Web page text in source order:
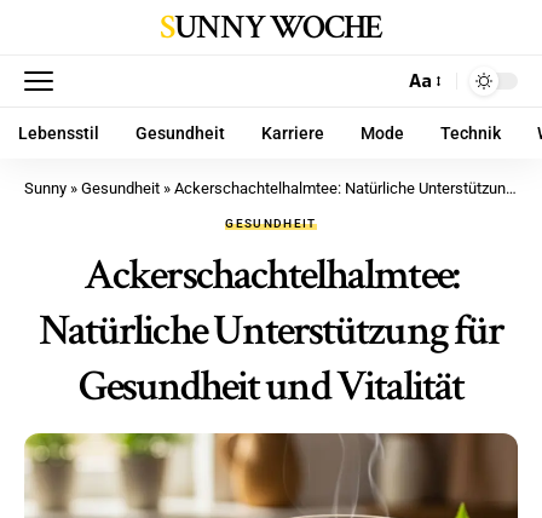
SUNNY WOCHE
Aa
Lebensstil Gesundheit Karriere Mode Technik
Sunny » Gesundheit » Ackerschachtelhalmtee: Natürliche Unterstützung für Gesundheit und Vitalität
GESUNDHEIT
Ackerschachtelhalmtee:
Natürliche Unterstützung für
Gesundheit und Vitalität